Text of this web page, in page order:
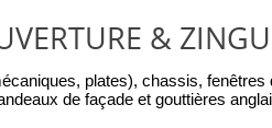
&
plates), chassis, fenêtres
de façade et gouttières